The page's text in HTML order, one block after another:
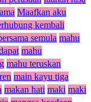
Maafkan aku
kembali
semula mahu
mahu
mahu teruskan
main kayu tiga
makan hati maki maki